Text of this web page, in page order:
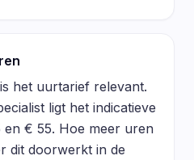
het uurtarief relevant.
ligt het indicatieve
€ 55. Hoe meer uren
dit doorwerkt in de